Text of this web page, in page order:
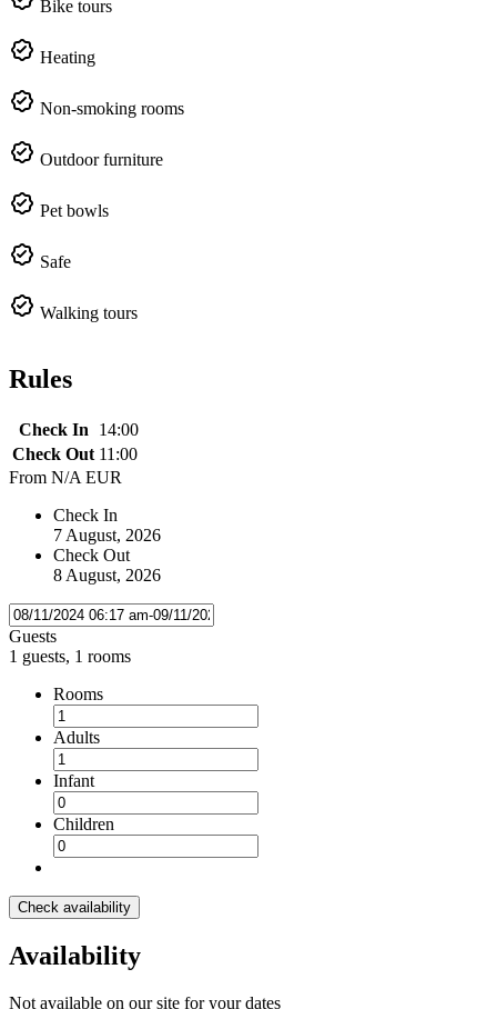
Bike tours
Heating
Non-smoking rooms
Outdoor furniture
Pet bowls
Safe
Walking tours
Rules
Check In
14:00
Check Out 11:00
From N/A EUR
Check In
7 August, 2026
Check Out
8 August, 2026
Guests
1 guests, 1 rooms
Rooms
Adults
Infant
Children
Check availability
Availability
Not available on our site for your dates